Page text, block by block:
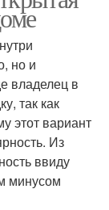
но и
владелец в
так как
этот вариант
Из
ввиду
минусом